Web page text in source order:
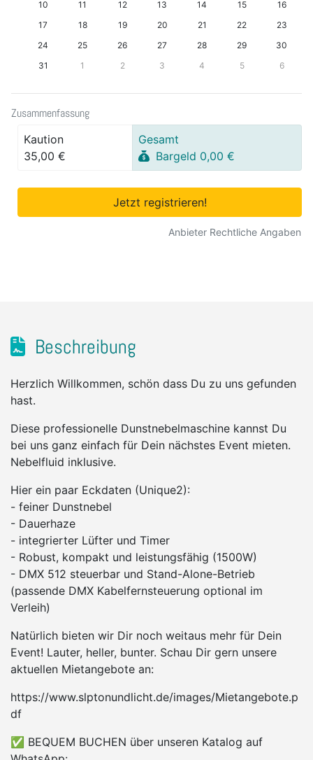
10
11 12 13 14 15
16
17
18 19 20 21 22
23
24
25 26 27 28 29
30
31
1 2 3 4 5 6
Zusammenfassung
Kaution
35,00 €
Gesamt
Bargeld 0,00 €
Jetzt registrieren!
Anbieter Rechtliche Angaben
Beschreibung
Herzlich Willkommen, schön dass Du zu uns gefunden
hast.
Diese professionelle Dunstnebelmaschine kannst Du
bei uns ganz einfach für Dein nächstes Event mieten.
Nebelfluid inklusive.
Hier ein paar Eckdaten (Unique2):
- feiner Dunstnebel
- Dauerhaze
- integrierter Lüfter und Timer
- Robust, kompakt und leistungsfähig (1500W)
- DMX 512 steuerbar und Stand-Alone-Betrieb
(passende DMX Kabelfernsteuerung optional im
Verleih)
Natürlich bieten wir Dir noch weitaus mehr für Dein
Event! Lauter, heller, bunter. Schau Dir gern unsere
aktuellen Mietangebote an:
https://www.slptonundlicht.de/images/Mietangebote.p
df
✅ BEQUEM BUCHEN über unseren Katalog auf